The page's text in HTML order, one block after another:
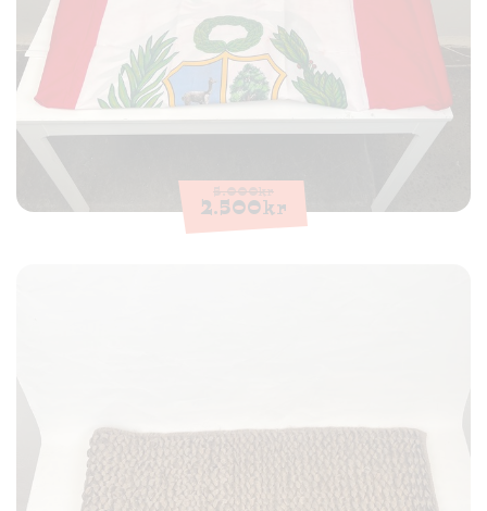
5.000kr
2.500kr